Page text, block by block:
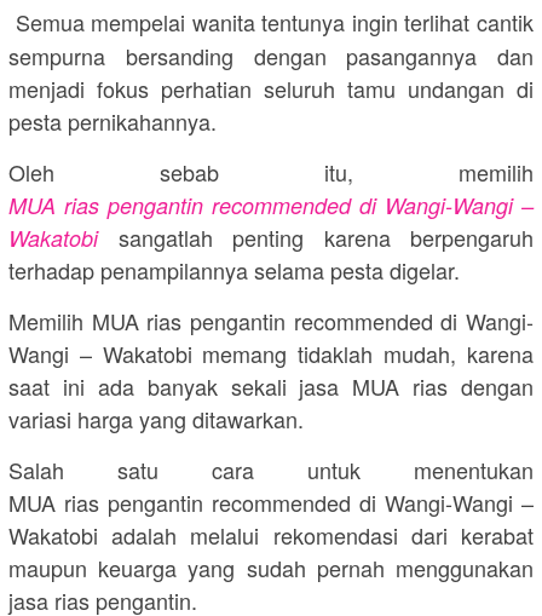
Semua mempelai wanita tentunya ingin terlihat cantik
sempurna bersanding dengan pasangannya dan
menjadi fokus perhatian seluruh tamu undangan di
pesta pernikahannya.
Oleh sebab itu, memilih
MUA rias pengantin recommended di Wangi-Wangi –
Wakatobisangatlah penting karena berpengaruh
terhadap penampilannya selama pesta digelar.
Memilih MUA rias pengantin recommended di Wangi-
Wangi – Wakatobi memang tidaklah mudah, karena
saat ini ada banyak sekali jasa MUA rias dengan
variasi harga yang ditawarkan.
Salah satu cara untuk menentukan
MUA rias pengantin recommended di Wangi-Wangi –
Wakatobi adalah melalui rekomendasi dari kerabat
maupun keuarga yang sudah pernah menggunakan
jasa rias pengantin.